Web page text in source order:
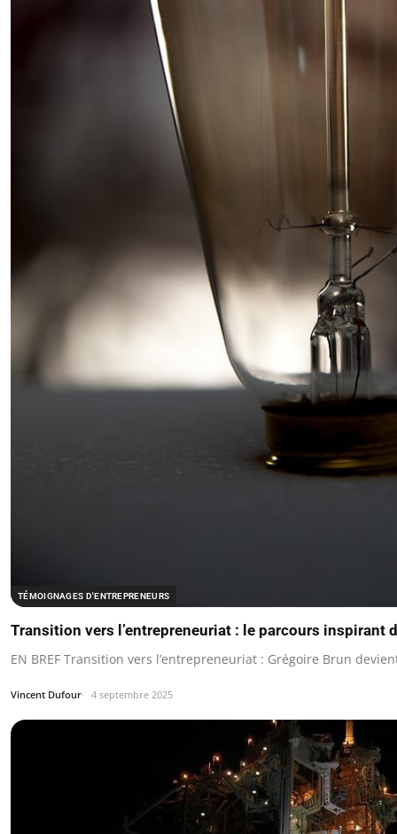
TÉMOIGNAGES D'ENTREPRENEURS
Transition vers l’entrepreneuriat : le parcours inspirant
EN BREF Transition vers l’entrepreneuriat : Grégoire Brun
Vincent Dufour 4 septembre 2025